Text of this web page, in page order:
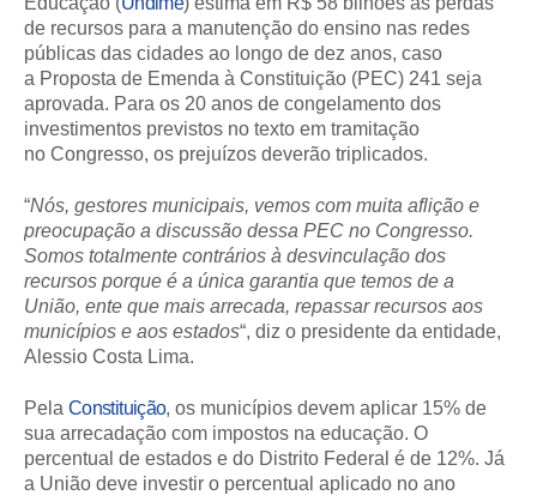
de recursos para a manutenção do ensino nas redes
públicas das cidades ao longo de dez anos, caso
a Proposta de Emenda à Constituição (PEC) 241 seja
aprovada. Para os 20 anos de congelamento dos
investimentos previstos no texto em tramitação
no Congresso, os prejuízos deverão triplicados.
“Nós, gestores municipais, vemos com muita aflição e
preocupação a discussão dessa PEC no Congresso.
Somos totalmente contrários à desvinculação dos
recursos porque é a única garantia que temos de a
União, ente que mais arrecada, repassar recursos aos
municípios e aos estados“, diz o presidente da entidade,
Alessio Costa Lima.
Pela Constituição, os municípios devem aplicar 15% de
sua arrecadação com impostos na educação. O
percentual de estados e do Distrito Federal é de 12%. Já
a União deve investir o percentual aplicado no ano